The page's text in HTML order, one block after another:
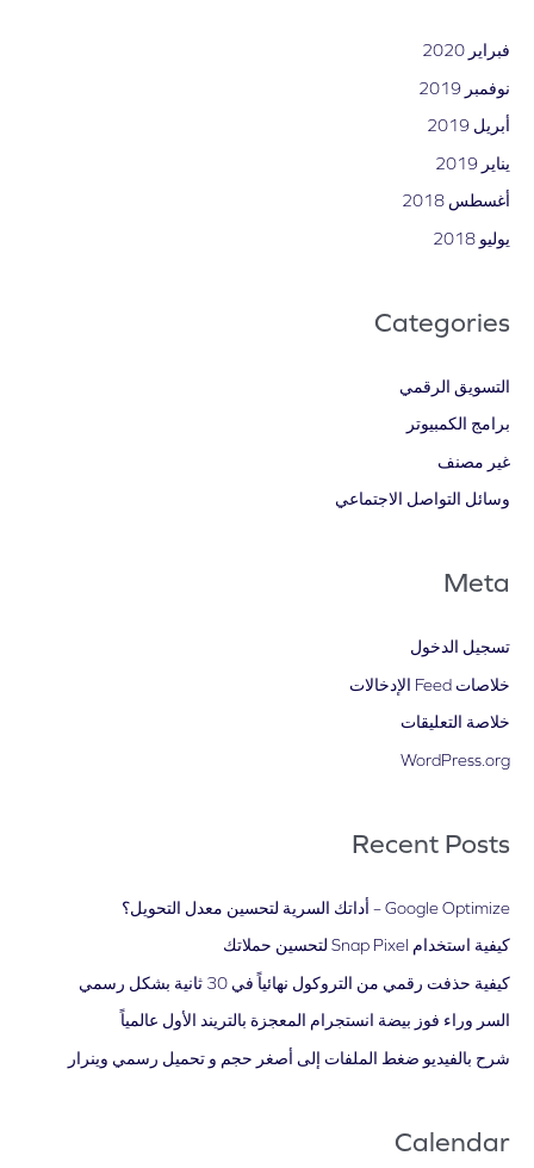
فبراير 2020
نوفمبر 2019
أبريل 2019
يناير 2019
أغسطس 2018
يوليو 2018
Categories
التسويق الرقمي
برامج الكمبيوتر
غير مصنف
وسائل التواصل الاجتماعي
Meta
تسجيل الدخول
خلاصات Feed الإدخالات
خلاصة التعليقات
WordPress.org
Recent Posts
Google Optimize – أداتك السرية لتحسين معدل التحويل؟
كيفية استخدام Snap Pixel لتحسين حملاتك
كيفية حذفت رقمي من التروكول نهائياً في 30 ثانية بشكل رسمي
السر وراء فوز بيضة انستجرام المعجزة بالتريند الأول عالمياً
شرح بالفيديو ضغط الملفات إلى أصغر حجم و تحميل رسمي وينرار
Calendar